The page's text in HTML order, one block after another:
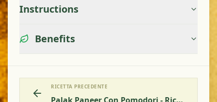
Instructions
Benefits
RICETTA PRECEDENTE